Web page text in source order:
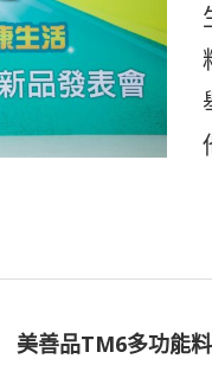
美善品TM6多功能